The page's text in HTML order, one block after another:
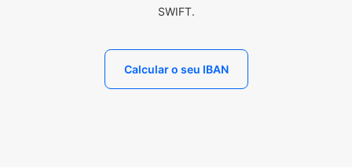
SWIFT.
Calcular o seu IBAN